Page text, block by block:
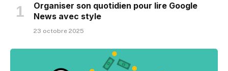
Organiser son quotidien pour lire Google
News avec style
23 octobre 2025